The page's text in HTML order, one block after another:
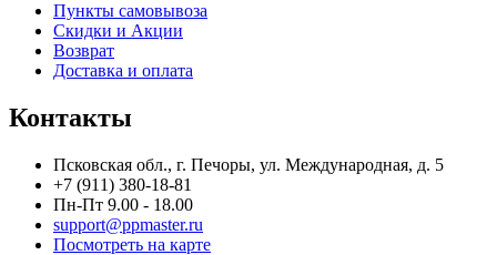
Пункты самовывоза
Скидки и Акции
Возврат
Доставка и оплата
Контакты
Псковская обл., г. Печоры, ул. Международная, д. 5
+7 (911) 380-18-81
Пн-Пт 9.00 - 18.00
support@ppmaster.ru
Посмотреть на карте